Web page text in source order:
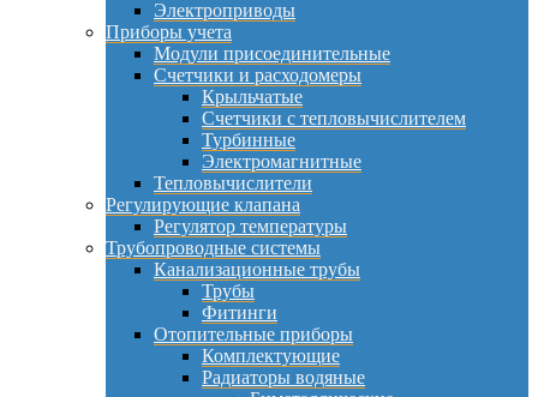
Электроприводы
Приборы учета
Модули присоединительные
Счетчики и расходомеры
Крыльчатые
Счетчики с тепловычислителем
Турбинные
Электромагнитные
Тепловычислители
Регулирующие клапана
Регулятор температуры
Трубопроводные системы
Канализационные трубы
Трубы
Фитинги
Отопительные приборы
Комплектующие
Радиаторы водяные